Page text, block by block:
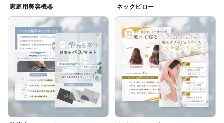
家庭用美容機器 ネックピロー